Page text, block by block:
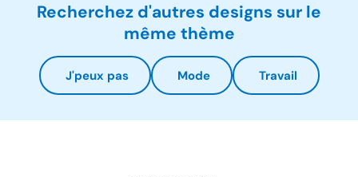
Recherchez d'autres designs sur le
même thème
J'peux pas Mode Travail